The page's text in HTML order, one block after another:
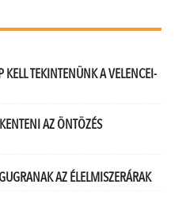
TEKINTENÜNK A VELENCEI-
AZ ÖNTÖZÉS
AZ ÉLELMISZERÁRAK